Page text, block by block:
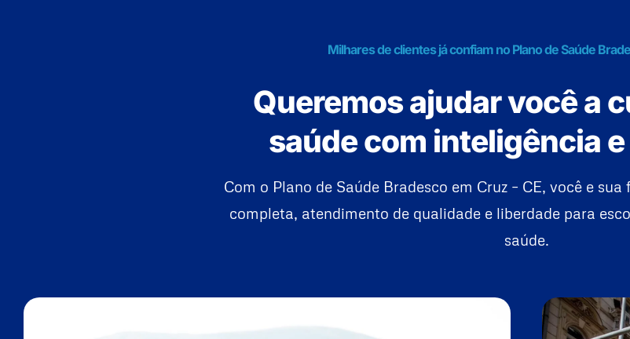
Milhares de clientes já confiam no Plano de Saúde
Queremos ajudar você a
saúde com inteligência
Com o Plano de Saúde Bradesco em Cruz – CE, você e
completa, atendimento de qualidade e liberdade para
saúde.